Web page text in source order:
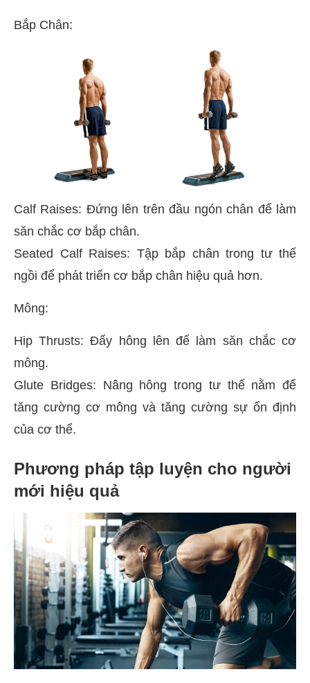
Bắp Chân:
Calf Raises: Đứng lên trên đầu ngón chân để làm
săn chắc cơ bắp chân.
Seated Calf Raises: Tập bắp chân trong tư thế
ngồi để phát triển cơ bắp chân hiệu quả hơn.
Mông:
Hip Thrusts: Đẩy hông lên để làm săn chắc cơ
mông.
Glute Bridges: Nâng hông trong tư thế nằm để
tăng cường cơ mông và tăng cường sự ổn định
của cơ thể.
Phương pháp tập luyện cho người
mới hiệu quả